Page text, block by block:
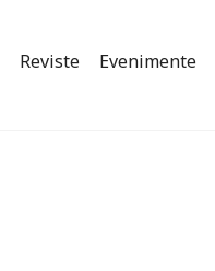
Reviste Evenimente